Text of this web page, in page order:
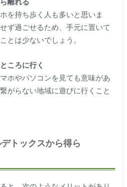
を持ち歩く人も多いと思いま
ず過ごせるため、手元に置いて
とは少ないでしょう。
ころに行く
ホやパソコンを見ても意味があ
がらない地域に遊びに行くこと
トックスから得ら